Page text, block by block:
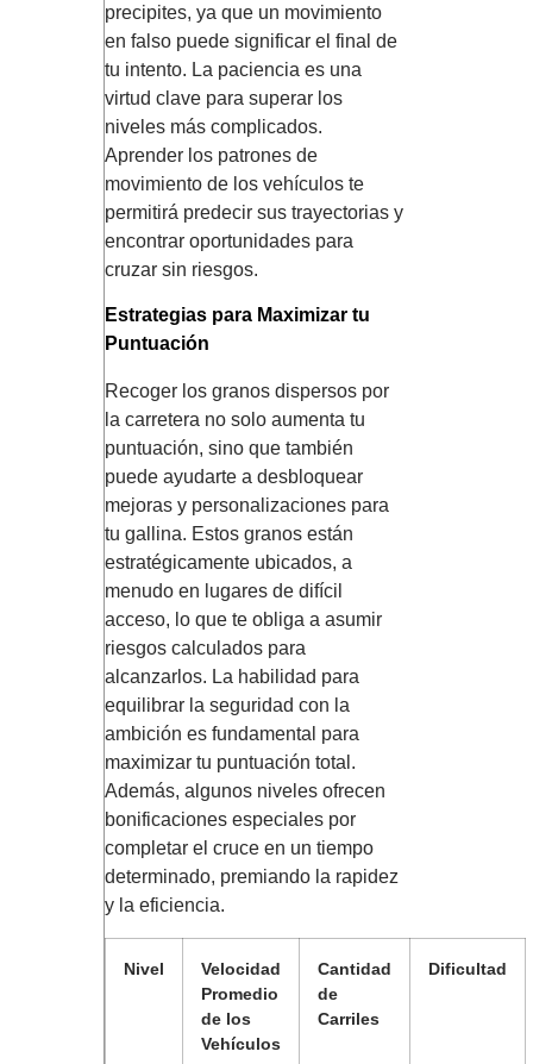
precipites, ya que un movimiento
en falso puede significar el final de
tu intento. La paciencia es una
virtud clave para superar los
niveles más complicados.
Aprender los patrones de
movimiento de los vehículos te
permitirá predecir sus trayectorias y
encontrar oportunidades para
cruzar sin riesgos.
Estrategias para Maximizar tu
Puntuación
Recoger los granos dispersos por
la carretera no solo aumenta tu
puntuación, sino que también
puede ayudarte a desbloquear
mejoras y personalizaciones para
tu gallina. Estos granos están
estratégicamente ubicados, a
menudo en lugares de difícil
acceso, lo que te obliga a asumir
riesgos calculados para
alcanzarlos. La habilidad para
equilibrar la seguridad con la
ambición es fundamental para
maximizar tu puntuación total.
Además, algunos niveles ofrecen
bonificaciones especiales por
completar el cruce en un tiempo
determinado, premiando la rapidez
y la eficiencia.
Nivel
Velocidad
Promedio
de los
Vehículos
Cantidad
de
Carriles
Dificultad